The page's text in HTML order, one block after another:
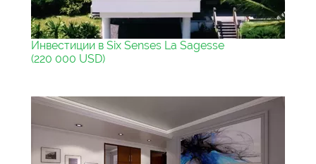
Инвестиции в Six Senses La Sagesse
(220 000 USD)